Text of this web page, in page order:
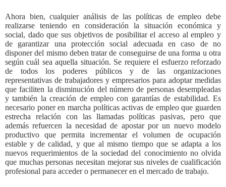
Ahora bien, cualquier análisis de las políticas de empleo debe
realizarse teniendo en consideración la situación económica y
social, dado que sus objetivos de posibilitar el acceso al empleo y
de garantizar una protección social adecuada en caso de no
disponer del mismo deben tratar de conseguirse de una forma u otra
según cuál sea aquella situación. Se requiere el esfuerzo reforzado
de todos los poderes públicos y de las organizaciones
representativas de trabajadores y empresarios para adoptar medidas
que faciliten la disminución del número de personas desempleadas
y también la creación de empleo con garantías de estabilidad. Es
necesario poner en marcha políticas activas de empleo que guarden
estrecha relación con las llamadas políticas pasivas, pero que
además refuercen la necesidad de apostar por un nuevo modelo
productivo que permita incrementar el volumen de ocupación
estable y de calidad, y que al mismo tiempo que se adapta a los
nuevos requerimientos de la sociedad del conocimiento no olvida
que muchas personas necesitan mejorar sus niveles de cualificación
profesional para acceder o permanecer en el mercado de trabajo.